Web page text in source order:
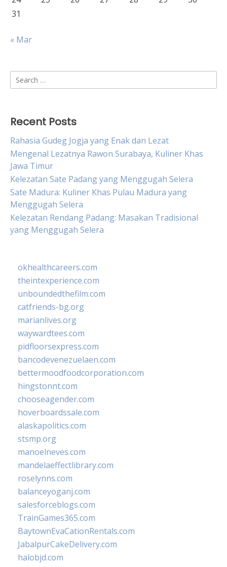
31
« Mar
Search
for:
Recent Posts
Rahasia Gudeg Jogja yang Enak dan Lezat
Mengenal Lezatnya Rawon Surabaya, Kuliner Khas
Jawa Timur
Kelezatan Sate Padang yang Menggugah Selera
Sate Madura: Kuliner Khas Pulau Madura yang
Menggugah Selera
Kelezatan Rendang Padang: Masakan Tradisional
yang Menggugah Selera
okhealthcareers.com
theintexperience.com
unboundedthefilm.com
catfriends-bg.org
marianlives.org
waywardtees.com
pidfloorsexpress.com
bancodevenezuelaen.com
bettermoodfoodcorporation.com
hingstonnt.com
chooseagender.com
hoverboardssale.com
alaskapolitics.com
stsmp.org
manoelneves.com
mandelaeffectlibrary.com
roselynns.com
balanceyoganj.com
salesforceblogs.com
TrainGames365.com
BaytownEvaCationRentals.com
JabalpurCakeDelivery.com
halobjd.com